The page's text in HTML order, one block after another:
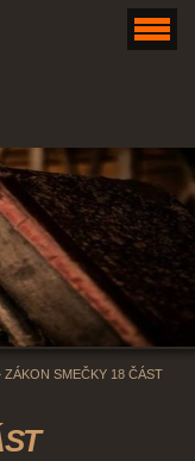
ZÁKON SMEČKY 18 ČÁST